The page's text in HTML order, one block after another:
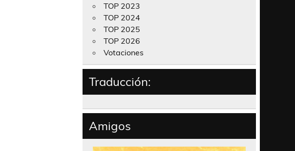
TOP 2023
TOP 2024
TOP 2025
TOP 2026
Votaciones
Traducción:
Amigos